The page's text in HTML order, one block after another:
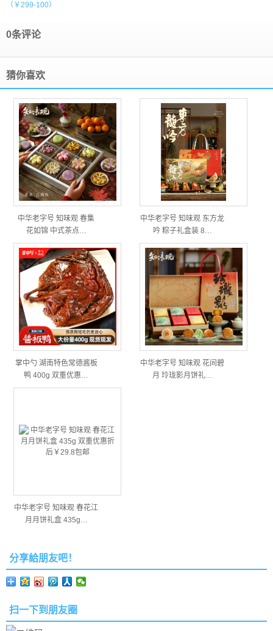
（￥299-100）
0条评论
猜你喜欢
中华老字号 知味观 春集
花如锦 中式茶点…
中华老字号 知味观 东方龙
吟 粽子礼盒装 8…
掌中勺 湖南特色常德酱板
鸭 400g 双重优惠…
中华老字号 知味观 花间碧
月 玲珑影月饼礼…
中华老字号 知味观 春花江
月月饼礼盒 435g…
分享給朋友吧！
扫一下到朋友圈